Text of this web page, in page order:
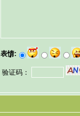
表情:
验证码：